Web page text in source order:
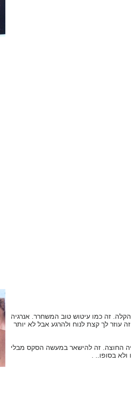
זה כמו עיטוש טוב המשחרר. אנרגיה
עוזר לך קצת לנוח ולהרגע אבל לא יותר
החוצה. זה להישאר במעשה הסקס מבלי
בסופו.. .